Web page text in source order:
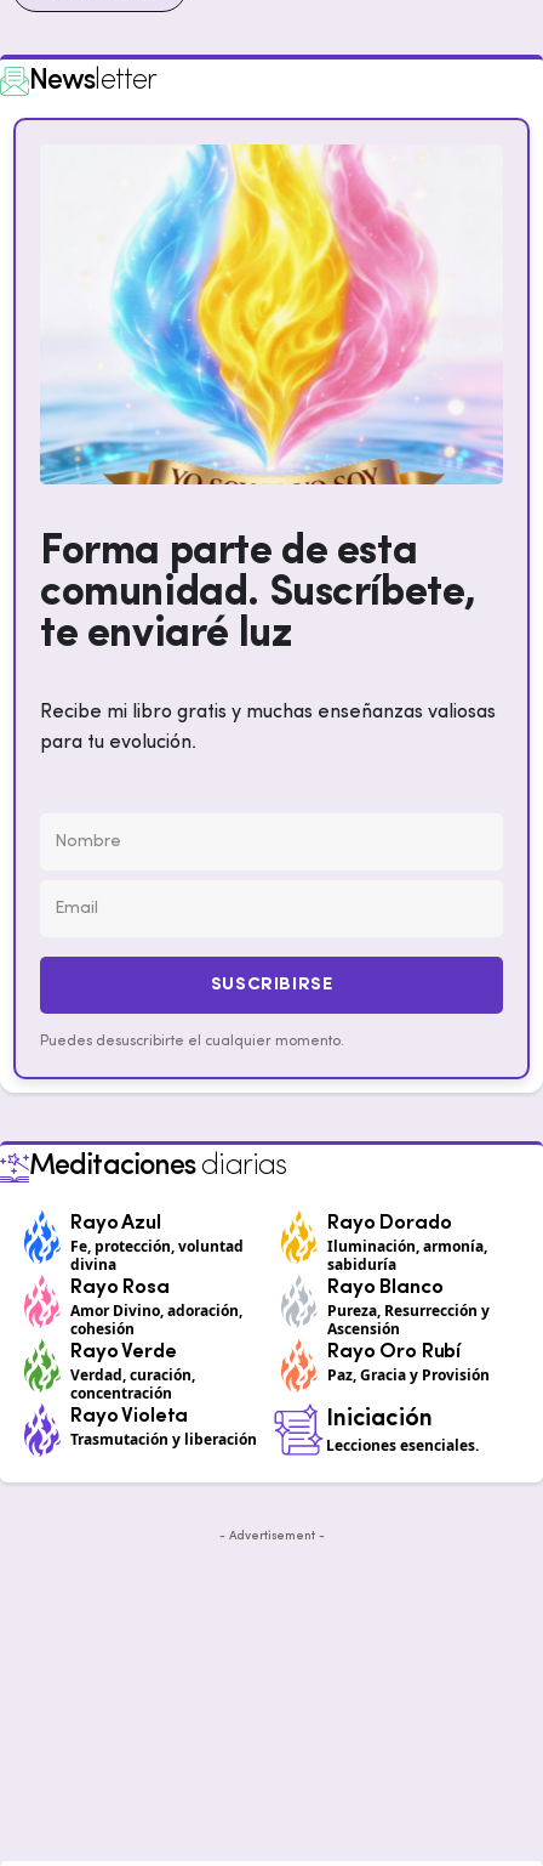
Newsletter
Forma parte de esta
comunidad. Suscríbete,
te enviaré luz
Recibe mi libro gratis y muchas enseñanzas valiosas
para tu evolución.
SUSCRIBIRSE
Puedes desuscribirte el cualquier momento.
Meditacionesdiarias
Rayo Azul
Fe, protección, voluntad
divina
Rayo Dorado
Iluminación, armonía,
sabiduría
Rayo Rosa
Amor Divino, adoración,
cohesión
Rayo Blanco
Pureza, Resurrección y
Ascensión
Rayo Verde
Verdad, curación,
concentración
Rayo Oro Rubí
Paz, Gracia y Provisión
Rayo Violeta
Trasmutación y liberación
Iniciación
Lecciones esenciales.
- Advertisement -